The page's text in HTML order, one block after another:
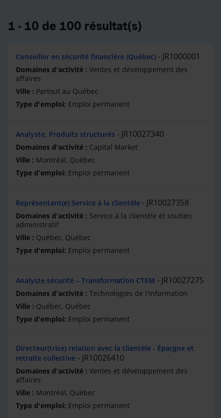
1 - 10 de 100 résultat(s)
Conseiller en sécurité financière (Québec) JR1000001
Ventes et développement des
affaires
Partout au Québec
Emploi permanent
Analyste, Produits structurés JR10027340
Capital Market
Montréal, Québec
Emploi permanent
Représentant(e) Service à la clientèle JR10027358
Service à la clientèle et soutien
administratif
Québec, Québec
Emploi permanent
Analyste sécurité – Transformation CTEM JR10027275
Technologies de l'information
Québec, Québec
Emploi permanent
Directeur(trice) relation avec la clientèle - Épargne et
retraite collective
JR10026410
Ventes et développement des
affaires
Montréal, Québec
Emploi permanent